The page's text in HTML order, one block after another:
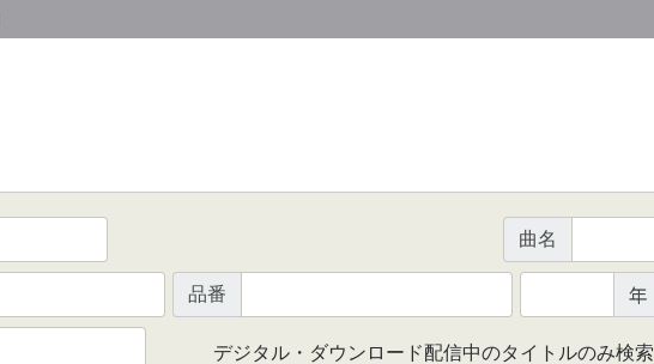
曲名
品番 年
デジタル・ダウンロード配信中のタイトルのみ検索